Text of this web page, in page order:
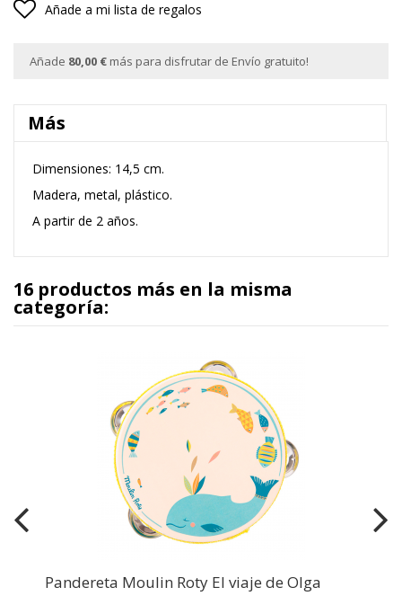
Añade a mi lista de regalos
Añade 80,00 € más para disfrutar de Envío gratuito!
Más
Dimensiones: 14,5 cm.
Madera, metal, plástico.
A partir de 2 años.
16 productos más en la misma
categoría:
Pandereta Moulin Roty El viaje de Olga